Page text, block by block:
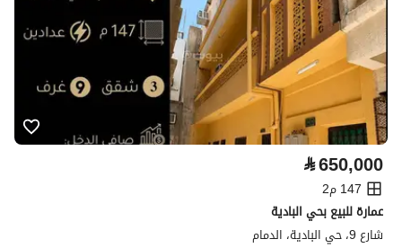
⃁650,000
147 م2
عمارة للبيع بحي البادية
شارع 9، حي البادية، الدمام